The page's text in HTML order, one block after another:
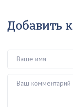
Добавить